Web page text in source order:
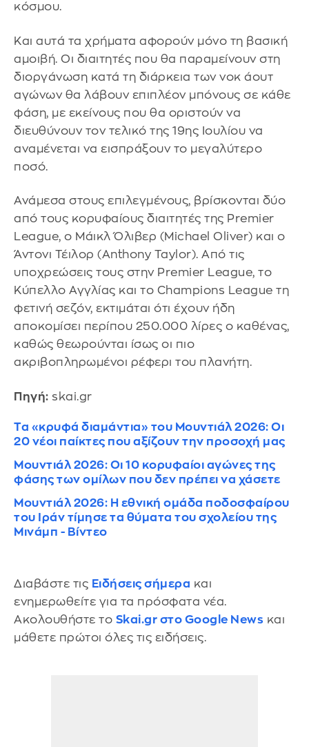
κόσμου.
Και αυτά τα χρήματα αφορούν μόνο τη βασική
αμοιβή. Οι διαιτητές που θα παραμείνουν στη
διοργάνωση κατά τη διάρκεια των νοκ άουτ
αγώνων θα λάβουν επιπλέον μπόνους σε κάθε
φάση, με εκείνους που θα οριστούν να
διευθύνουν τον τελικό της 19ης Ιουλίου να
αναμένεται να εισπράξουν το μεγαλύτερο
ποσό.
Ανάμεσα στους επιλεγμένους, βρίσκονται δύο
από τους κορυφαίους διαιτητές της Premier
League, ο Μάικλ Όλιβερ (Michael Oliver) και ο
Άντονι Τέιλορ (Anthony Taylor). Από τις
υποχρεώσεις τους στην Premier League, το
Κύπελλο Αγγλίας και το Champions League τη
φετινή σεζόν, εκτιμάται ότι έχουν ήδη
αποκομίσει περίπου 250.000 λίρες ο καθένας,
καθώς θεωρούνται ίσως οι πιο
ακριβοπληρωμένοι ρέφερι του πλανήτη.
Πηγή: skai.gr
Τα «κρυφά διαμάντια» του Μουντιάλ 2026: Οι
20 νέοι παίκτες που αξίζουν την προσοχή μας
Μουντιάλ 2026: Οι 10 κορυφαίοι αγώνες της
φάσης των ομίλων που δεν πρέπει να χάσετε
Μουντιάλ 2026: Η εθνική ομάδα ποδοσφαίρου
του Ιράν τίμησε τα θύματα του σχολείου της
Μινάμπ - Βίντεο
Διαβάστε τις Ειδήσεις σήμερα και
ενημερωθείτε για τα πρόσφατα νέα.
Ακολουθήστε το Skai.gr στο Google News και
μάθετε πρώτοι όλες τις ειδήσεις.